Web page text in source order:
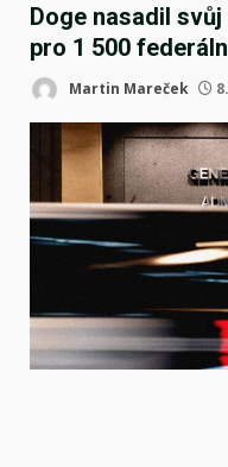
Doge nasadil
pro 1 500
Martin Mareček